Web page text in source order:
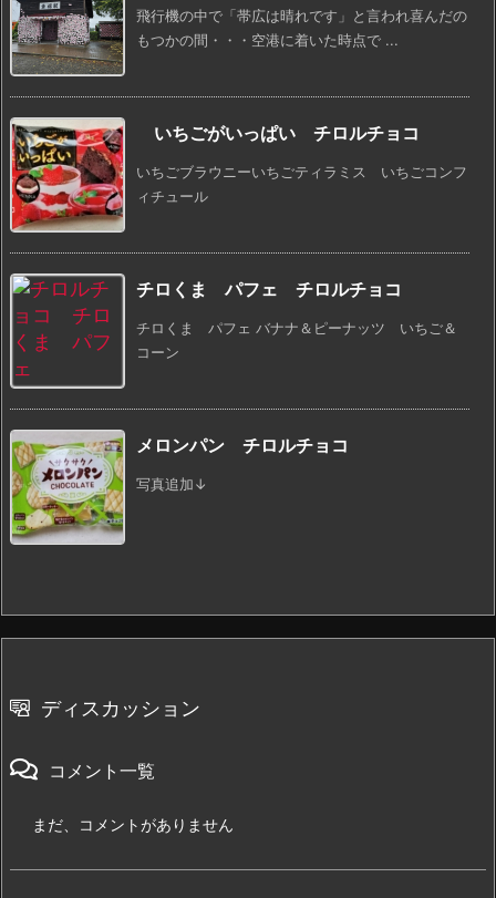
飛行機の中で「帯広は晴れです」と言われ喜んだの
もつかの間・・・空港に着いた時点で ...
いちごがいっぱい チロルチョコ
いちごブラウニーいちごティラミス いちごコンフ
ィチュール
チロくま パフェ チロルチョコ
チロくま パフェ バナナ＆ピーナッツ いちご＆
コーン
メロンパン チロルチョコ
写真追加↓
ディスカッション
コメント一覧
まだ、コメントがありません